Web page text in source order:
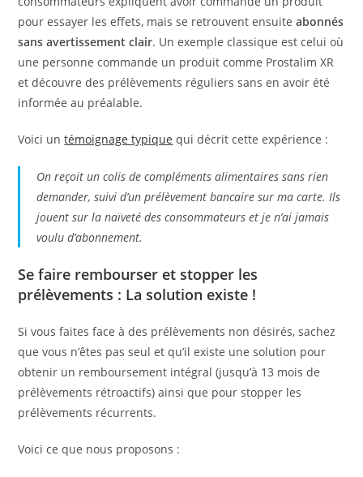
pour essayer les effets, mais se retrouvent ensuiteabonnés
sans avertissement clair. Un exemple classique est celui où
une personne commande un produit comme Prostalim XR
et découvre des prélèvements réguliers sans en avoir été
informée au préalable.
Voici untémoignage typique qui décrit cette expérience :
On reçoit un colis de compléments alimentaires sans rien
demander, suivi d’un prélèvement bancaire sur ma carte. Ils
jouent sur la naïveté des consommateurs et je n’ai jamais
voulu d’abonnement.
Se faire rembourser et stopper les
prélèvements : La solution existe !
Si vous faites face à des prélèvements non désirés, sachez
que vous n’êtes pas seul et qu’il existe une solution pour
obtenir un remboursement intégral (jusqu’à 13 mois de
prélèvements rétroactifs) ainsi que pour stopper les
prélèvements récurrents.
Voici ce que nous proposons :